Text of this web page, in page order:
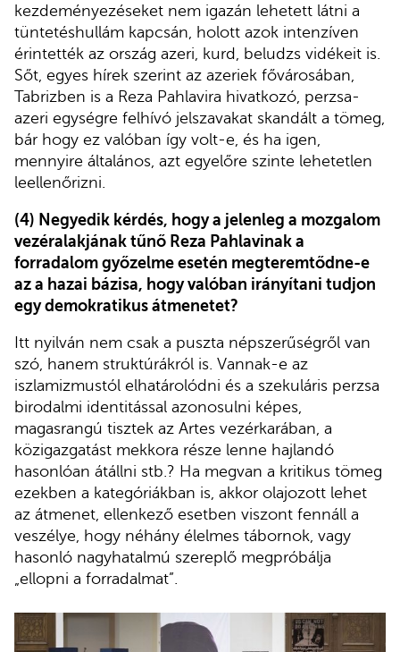
kezdeményezéseket nem igazán lehetett látni a
tüntetéshullám kapcsán, holott azok intenzíven
érintették az ország azeri, kurd, beludzs vidékeit is.
Sőt, egyes hírek szerint az azeriek fővárosában,
Tabrizben is a Reza Pahlavira hivatkozó, perzsa-
azeri egységre felhívó jelszavakat skandált a tömeg,
bár hogy ez valóban így volt-e, és ha igen,
mennyire általános, azt egyelőre szinte lehetetlen
leellenőrizni.
(4) Negyedik kérdés, hogy a jelenleg a mozgalom
vezéralakjának tűnő Reza Pahlavinak a
forradalom győzelme esetén megteremtődne-e
az a hazai bázisa, hogy valóban irányítani tudjon
egy demokratikus átmenetet?
Itt nyilván nem csak a puszta népszerűségről van
szó, hanem struktúrákról is. Vannak-e az
iszlamizmustól elhatárolódni és a szekuláris perzsa
birodalmi identitással azonosulni képes,
magasrangú tisztek az Artes vezérkarában, a
közigazgatást mekkora része lenne hajlandó
hasonlóan átállni stb.? Ha megvan a kritikus tömeg
ezekben a kategóriákban is, akkor olajozott lehet
az átmenet, ellenkező esetben viszont fennáll a
veszélye, hogy néhány élelmes tábornok, vagy
hasonló nagyhatalmú szereplő megpróbálja
„ellopni a forradalmat”.